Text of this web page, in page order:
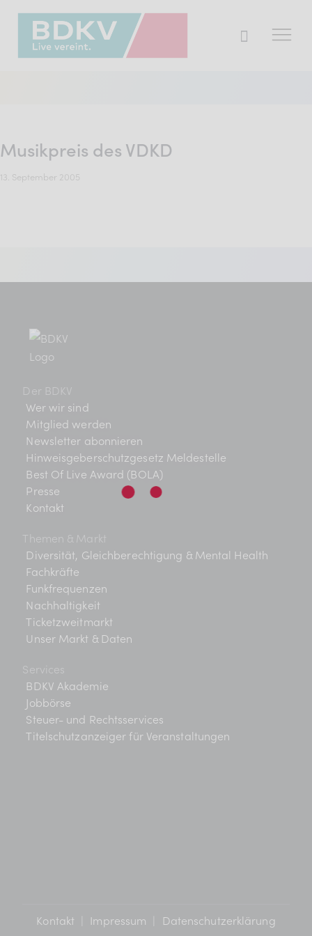
Musikpreis des VDKD
13. September 2005
Der BDKV
Wer wir sind
Mitglied werden
Newsletter abonnieren
Hinweisgeberschutzgesetz Meldestelle
Best Of Live Award (BOLA)
Presse
Kontakt
Themen & Markt
Diversität, Gleichberechtigung & Mental Health
Fachkräfte
Funkfrequenzen
Nachhaltigkeit
Ticketzweitmarkt
Unser Markt & Daten
Services
BDKV Akademie
Jobbörse
Steuer- und Rechtsservices
Titelschutzanzeiger für Veranstaltungen
Kontakt Impressum Datenschutzerklärung
Presse
Services
Juristische Beratung und
Geldwerte Vorteile und
Rabatte
BDKV Female Voice